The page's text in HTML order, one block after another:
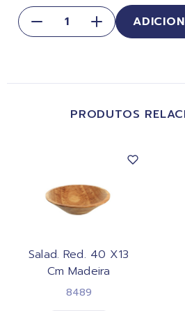
PRODUTOS
Salad. Red. 40 X13
Cm Madeira
8489